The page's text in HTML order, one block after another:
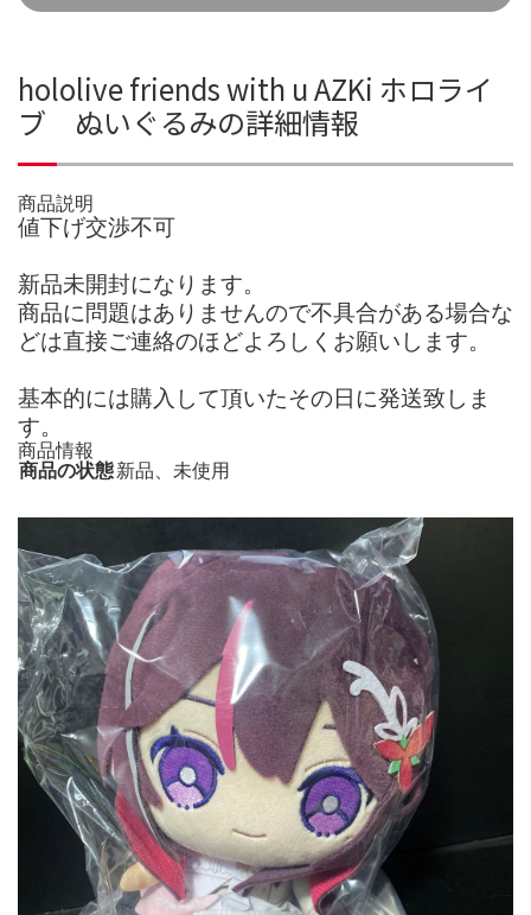
hololive friends with u AZKi ホロライ
ブ ぬいぐるみの詳細情報
商品説明
値下げ交渉不可
新品未開封になります。
商品に問題はありませんので不具合がある場合な
どは直接ご連絡のほどよろしくお願いします。
基本的には購入して頂いたその日に発送致しま
す。
商品情報
商品の状態新品、未使用